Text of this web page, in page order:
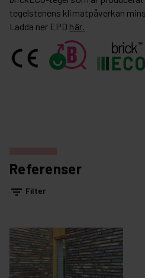
tegelstenens klimatpåverkan
Ladda ner EPD här.
Referenser
filter_list Filter